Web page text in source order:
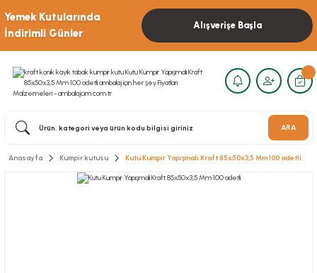
Yemek Kutularında
İndirimli Günler
Alışverişe Başla
ARA
Anasayfa Kumpir kutusu Kutu Kumpir Yapışmalı Kraft 85x50x3,5 Mm 100 adetli